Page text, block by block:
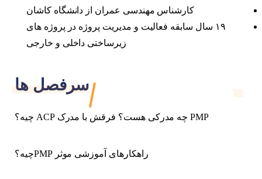
کارشناس مهندسی عمران از دانشگاه کاشان
۱۹ سال سابقه فعالیت و مدیریت پروژه در پروژه های
زیرساختی داخلی و خارجی
سرفصل ها
PMP چه مدرکی هست؟ فرقش با مدرک ACP چیه؟
راهکارهای آموزشی موثر PMPچیه؟